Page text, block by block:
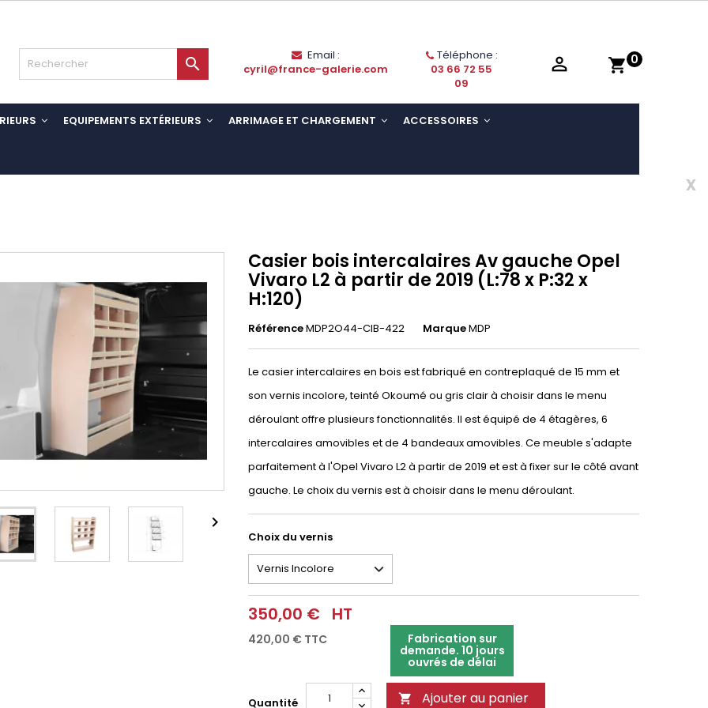
shopping_cart 0

Email :
cyril@france-galerie.com
Téléphone :
03 66 72 55
09

EQUIPEMENTS EXTÉRIEURS ARRIMAGE ET CHARGEMENT ACCESSOIRES
x

Casier bois intercalaires Av gauche Opel
Vivaro L2 à partir de 2019 (L:78 x P:32 x
H:120)
RéférenceMDP2O44-CIB-422 MarqueMDP
Le casier intercalaires en bois est fabriqué en contreplaqué de 15 mm et
son vernis incolore, teinté Okoumé ou gris clair à choisir dans le menu
déroulant offre plusieurs fonctionnalités. Il est équipé de 4 étagères, 6
intercalaires amovibles et de 4 bandeaux amovibles. Ce meuble s'adapte
parfaitement à l'Opel Vivaro L2 à partir de 2019 et est à fixer sur le côté avant
gauche. Le choix du vernis est à choisir dans le menu déroulant.
Choix du vernis
350,00 € HT
420,00 € TTC Fabrication sur
demande. 10 jours
ouvrés de délai
Quantité  Ajouter au panier